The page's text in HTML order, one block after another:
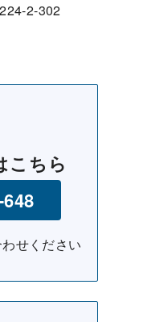
2-302
こちら
せください